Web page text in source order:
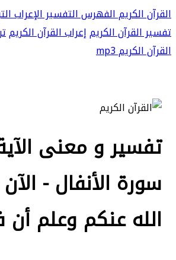
القرآن الكريمالفهرسالتفسيرالإعراب
تفسير القرآن الكريمإعراب القرآن الكريم
القرآن الكريم mp3
سورة الأنفال -
الله عنكم وعلم